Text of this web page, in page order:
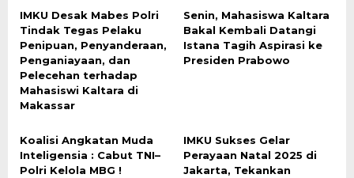
IMKU Desak Mabes Polri
Tindak Tegas Pelaku
Penipuan, Penyanderaan,
Penganiayaan, dan
Pelecehan terhadap
Mahasiswi Kaltara di
Makassar
Senin, Mahasiswa Kaltara
Bakal Kembali Datangi
Istana Tagih Aspirasi ke
Presiden Prabowo
Koalisi Angkatan Muda
Inteligensia : Cabut TNI–
Polri Kelola MBG !
IMKU Sukses Gelar
Perayaan Natal 2025 di
Jakarta, Tekankan